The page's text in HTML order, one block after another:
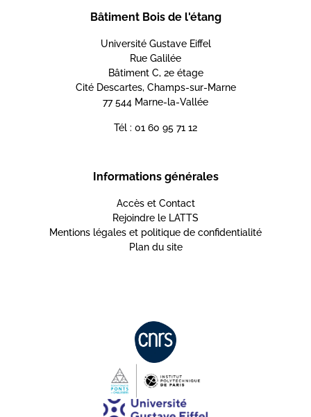
Bâtiment Bois de l'étang
Université Gustave Eiffel
Rue Galilée
Bâtiment C, 2e étage
Cité Descartes, Champs-sur-Marne
77 544 Marne-la-Vallée
Tél : 01 60 95 71 12
Informations générales
Accès et Contact
Rejoindre le LATTS
Mentions légales et politique de confidentialité
Plan du site